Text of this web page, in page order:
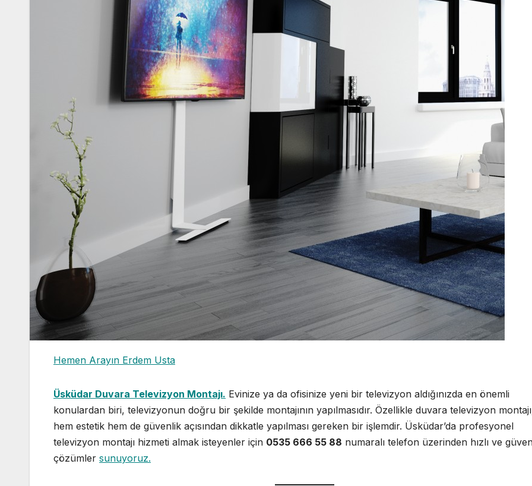
Hemen Arayın Erdem Usta
Üsküdar Duvara Televizyon Montajı. Evinize ya da ofisinize yeni bir televizyon aldığınızda en önemli
konulardan biri, televizyonun doğru bir şekilde montajının yapılmasıdır. Özellikle duvara televizyon
hem estetik hem de güvenlik açısından dikkatle yapılması gereken bir işlemdir. Üsküdar’da profesyonel
televizyon montajı hizmeti almak isteyenler için 0535 666 55 88 numaralı telefon üzerinden hızlı ve
çözümler sunuyoruz.